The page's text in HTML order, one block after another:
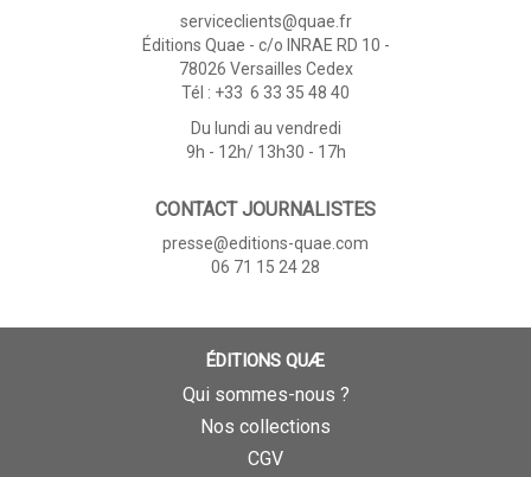
serviceclients@quae.fr
Éditions Quae - c/o INRAE RD 10 -
78026 Versailles Cedex
Tél : +33 6 33 35 48 40
Du lundi au vendredi
9h - 12h/ 13h30 - 17h
CONTACT JOURNALISTES
presse@editions-quae.com
06 71 15 24 28
ÉDITIONS QUÆ
Qui sommes-nous ?
Nos collections
CGV